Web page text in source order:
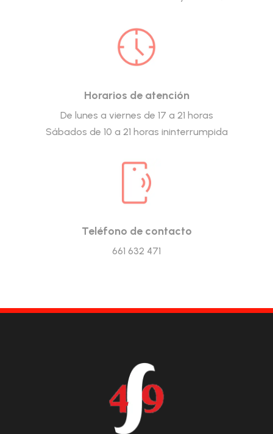
Horarios de atención
De lunes a viernes de 17 a 21 horas
Sábados de 10 a 21 horas ininterrumpida
Teléfono de contacto
661 632 471